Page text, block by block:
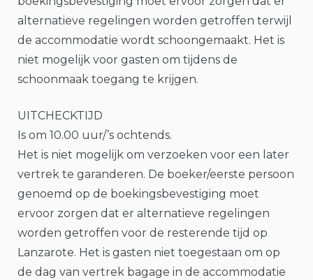
alternatieve regelingen worden getroffen terwijl
de accommodatie wordt schoongemaakt. Het is
niet mogelijk voor gasten om tijdens de
schoonmaak toegang te krijgen.
UITCHECKTIJD
Is om 10.00 uur/’s ochtends.
Het is niet mogelijk om verzoeken voor een later
vertrek te garanderen. De boeker/eerste persoon
genoemd op de boekingsbevestiging moet
ervoor zorgen dat er alternatieve regelingen
worden getroffen voor de resterende tijd op
Lanzarote. Het is gasten niet toegestaan om op
de dag van vertrek bagage in de accommodatie